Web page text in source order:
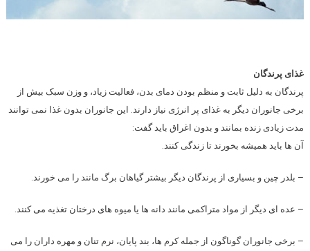
غذای پرندگان
پرندگان به دلیل ثابت و منظم بودن دمای بدن، فعالیت زیاد، و وزن سبک بیش از
برخی جانوران دیگر به غذای پر انرژی نیاز دارند. این جانوران بدون غذا نمی توانند
مدت زیادی زنده بمانند و بدون اغراق باید گفت:
آن ها باید همیشه بخورند تا زندگی کنند.
– بلدر چین و بسیاری از پرندگان دیگر بیشتر گیاهان برگ مانند را می خورند.
– عده ای دیگر از مواد متراکمی مانند دانه ها یا میوه های درختان تغذیه می کنند.
– برخی جانوران گوناگون از جمله کرم ها، بند پایان، نرم تنان و مهره داران را می